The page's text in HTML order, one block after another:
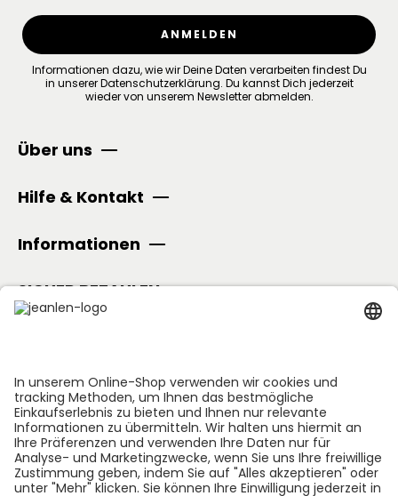
ANMELDEN
Informationen dazu, wie wir Deine Daten verarbeiten findest Du
in unsererDatenschutzerklärung. Du kannst Dich jederzeit
wieder von unserem Newsletter abmelden.
Über uns
Hilfe & Kontakt
Informationen
SICHER BEZAHLEN
Folge uns: